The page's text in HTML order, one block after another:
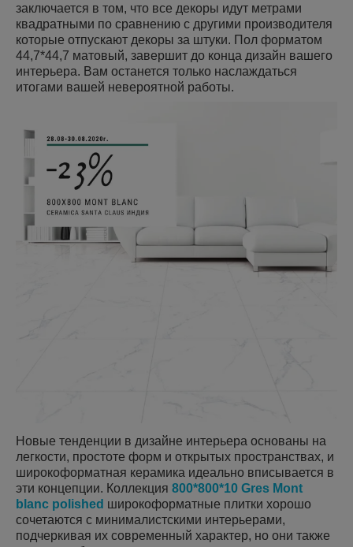
заключается в том, что все декоры идут метрами
квадратными по сравнению с другими производителя
которые отпускают декоры за штуки. Пол форматом
44,7*44,7 матовый, завершит до конца дизайн вашего
интерьера. Вам останется только наслаждаться
итогами вашей невероятной работы.
Новые тенденции в дизайне интерьера основаны на
легкости, простоте форм и открытых пространствах, и
широкоформатная керамика идеально вписывается в
эти концепции. Коллекция 800*800*10 Gres Mont
blanc polished широкоформатные плитки хорошо
сочетаются с минималистскими интерьерами,
подчеркивая их современный характер, но они также